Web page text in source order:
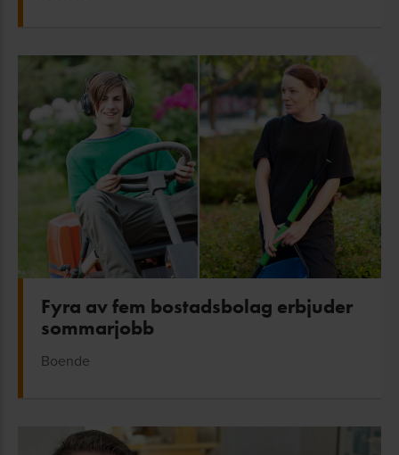
Fyra av fem bostadsbolag erbjuder
sommarjobb
Boende